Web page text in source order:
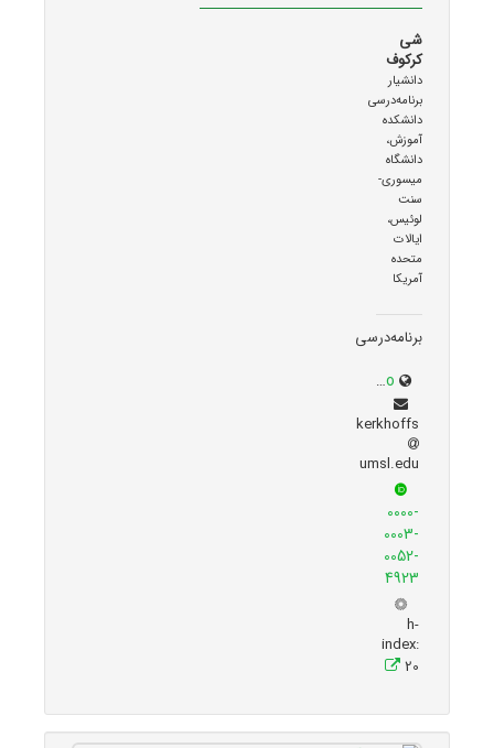
شی
کرکوف
دانشیار
برنامه‌درسی
دانشکده
آموزش،
دانشگاه
میسوری-
سنت
لوئیس،
ایالات
متحده
آمریکا
برنامه‌درسی
scholar.google.com/citations?user=N3seO0EAAAAJ&hl=en&oi=ao
kerkhoffs
umsl.edu
0000-
0003-
0052-
4923
h-
index:
20